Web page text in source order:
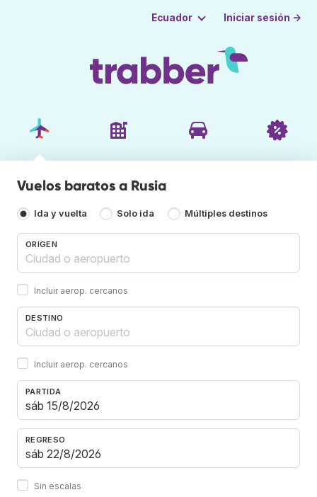
Ecuador Iniciar sesión →
Vuelos baratos a Rusia
Ida y vuelta Solo ida Múltiples destinos
ORIGEN
Incluir aerop. cercanos
DESTINO
Incluir aerop. cercanos
PARTIDA
REGRESO
Sin escalas